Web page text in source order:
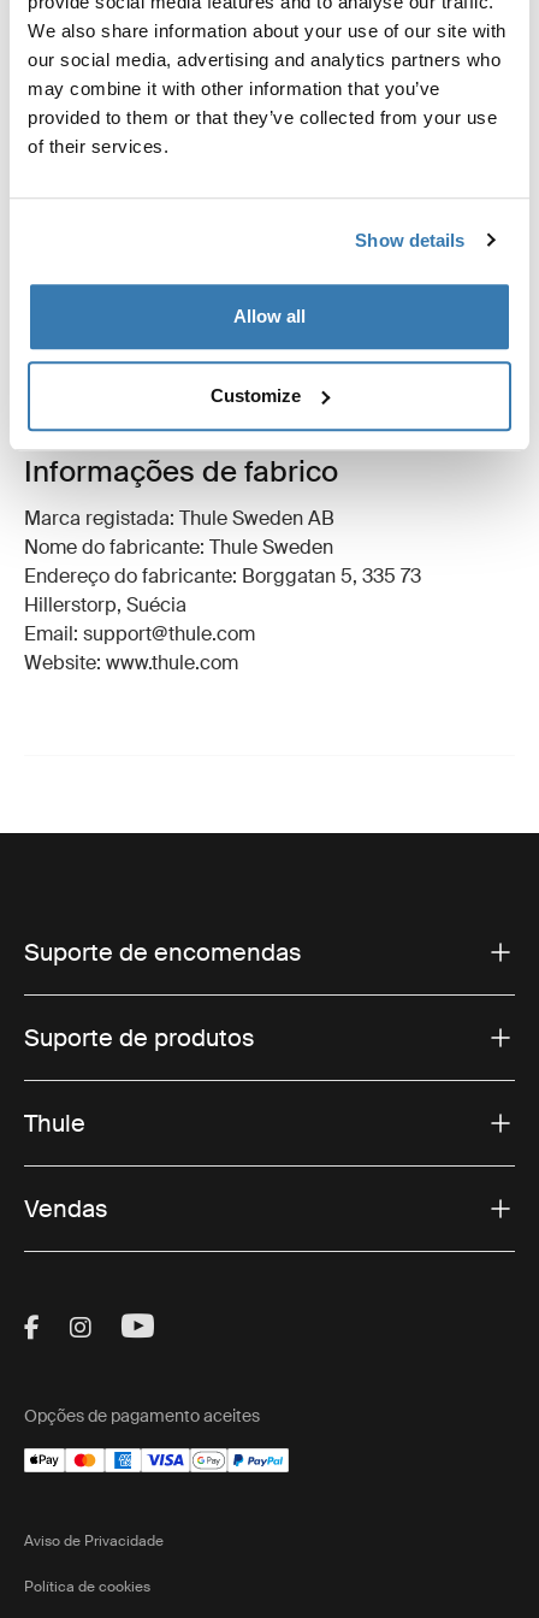
We also share information about your use of our site with
our social media, advertising and analytics partners who
may combine it with other information that you’ve
provided to them or that they’ve collected from your use
of their services.
Show details
Allow all
Customize
Toggle features
Todas as características
Toggle techspec
Especificações técnicas
Toggle overview
Críticas
Informações de fabrico
Marca registada: Thule Sweden AB
Nome do fabricante: Thule Sweden
Endereço do fabricante: Borggatan 5, 335 73
Hillerstorp, Suécia
Email: support@thule.com
Website: www.thule.com
Suporte de encomendas
Suporte de produtos
Thule
Vendas
Visit Thule on Facebook (external link)
Visit Thule on Instagram (external link)
Visit Thule on Youtube (external
Opções de pagamento aceites
Aviso de Privacidade
Política de cookies